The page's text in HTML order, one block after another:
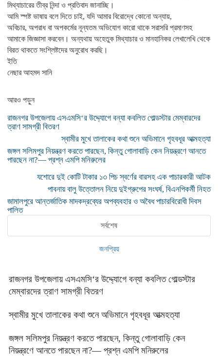
মিথ্যাচারের তীব্র নিন্দা ও প্রতিবাদ জানাচ্ছি।
আমি স্পষ্ট ভাষায় বলে দিতে চাই, যদি আমার বিরোদ্ধে কোনো অন্যায়,
অবিচার, অপরাধ বা অপকর্মের নূন্যতম অভিযোগ কারো থাকে সরাসরি প্রমাণসহ
আমাকে জিজ্ঞাসা করবেন। অন্যথায় অহেতুক মিথ্যাচার ও মানহানিকর লেখালেখি থেকে
বিরত থাকতে সংশ্লিষ্টদের অনুরোধ করছি।
ইতি
নেছার আহমদ সানি
আরও পড়ুন
রাজনগর উপজেলায় এসএমসি‘র উদ্দ্যোগে বন্যা কবলিত গোল্ডস্টার মেম্বারদের
ত্রাণ সামগ্রী বিতরণ
স্বামীর মুখে তালাকের কথা শুনে অভিমানে গৃহবধূর আত্মহত্যা
জঙ্গল সলিমপুর নিয়ন্ত্রণ করতে পারছেন, কিন্তু গোলাবাড়ি কেন নিয়ন্ত্রণে আনতে
পারছেন না?— প্রশ্ন এমপি মনিরুলের
যশোরে দুই কোটি টাকার ১৩ পিচ স্বর্ণের বারসহ এক পাচারকারী আটক
পাবনায় বালু উত্তোলন নিয়ে দুইগ্রুপের সংঘর্ষ, বিএনপিকর্মী নিহত
জামালপুরে আন্তর্জাতিক মাদকদ্রব্যের অপব্যবহার ও অবৈধ পাচারবিরোধী দিবস
পালিত
সর্বশেষ
জনপ্রিয়
রাজনগর উপজেলায় এসএমসি‘র উদ্দ্যোগে বন্যা কবলিত গোল্ডস্টার
মেম্বারদের ত্রাণ সামগ্রী বিতরণ
স্বামীর মুখে তালাকের কথা শুনে অভিমানে গৃহবধূর আত্মহত্যা
জঙ্গল সলিমপুর নিয়ন্ত্রণ করতে পারছেন, কিন্তু গোলাবাড়ি কেন
নিয়ন্ত্রণে আনতে পারছেন না?— প্রশ্ন এমপি মনিরুলের